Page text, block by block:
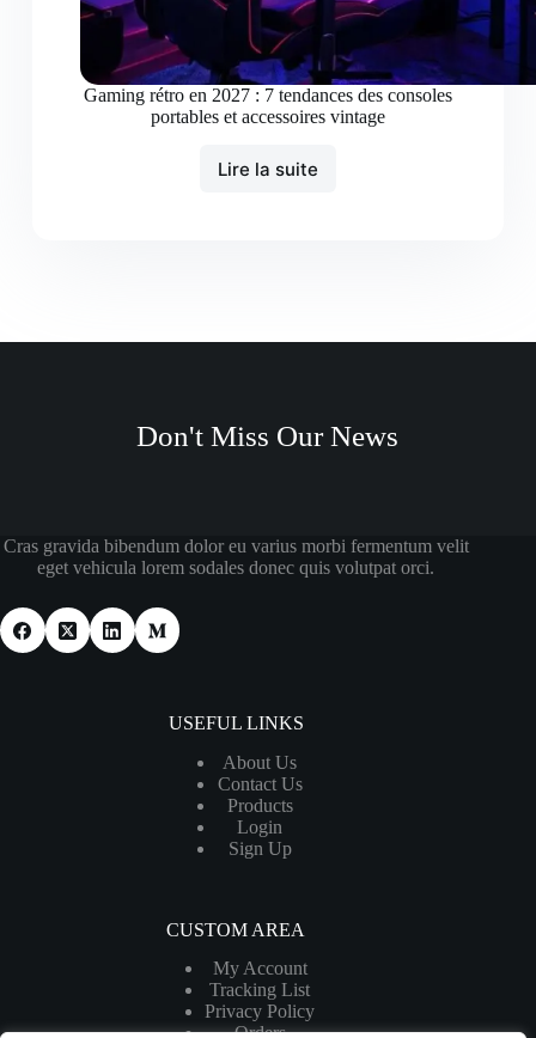
Gaming rétro en 2027 : 7 tendances des consoles
portables et accessoires vintage
Lire la suite
Don't Miss Our News
Cras gravida bibendum dolor eu varius morbi fermentum velit
eget vehicula lorem sodales donec quis volutpat orci.
USEFUL LINKS
About Us
Contact Us
Products
Login
Sign Up
CUSTOM AREA
My Account
Tracking List
Privacy Policy
Orders